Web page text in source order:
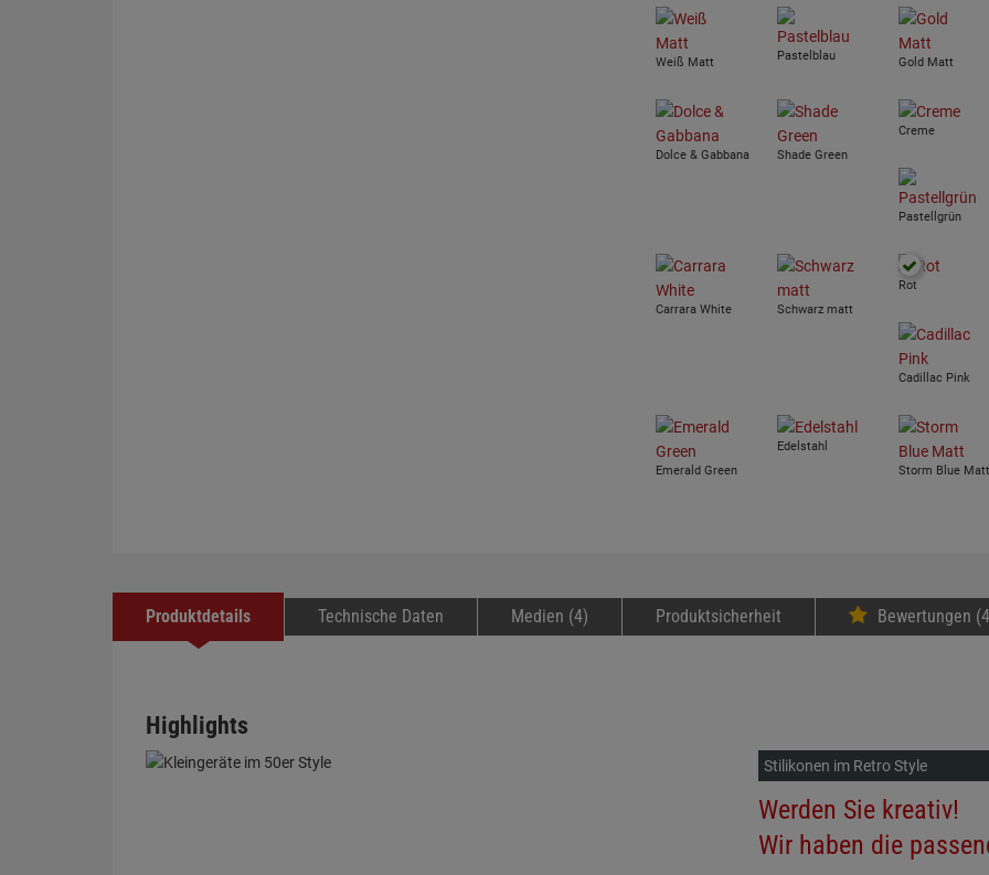
Weiß Matt Pastelblau Gold Matt
Dolce & Gabbana Shade Green
Creme
Pastellgrün
Carrara White Schwarz matt
Rot
Cadillac Pink
Emerald Green
Edelstahl
Storm Blue Matt
Produktdetails Technische Daten Medien (4) Produktsicherheit Bewertungen
Highlights
Stilikonen im Retro Style
Werden Sie kreativ!
Wir haben die